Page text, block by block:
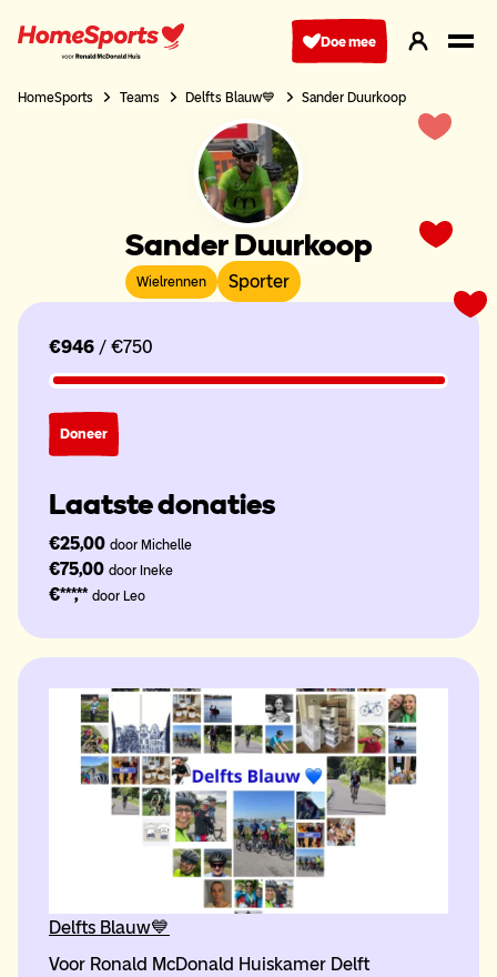
naar
hoofdnavigatie
Doe mee
HomeSports Teams Delfts Blauw💙 Sander Duurkoop
Sander Duurkoop
Wielrennen Sporter
€946 / €750
Doneer
Laatste donaties
€25,00 door Michelle
€75,00 door Ineke
€***,** door Leo
Delfts Blauw💙
Voor Ronald McDonald Huiskamer Delft